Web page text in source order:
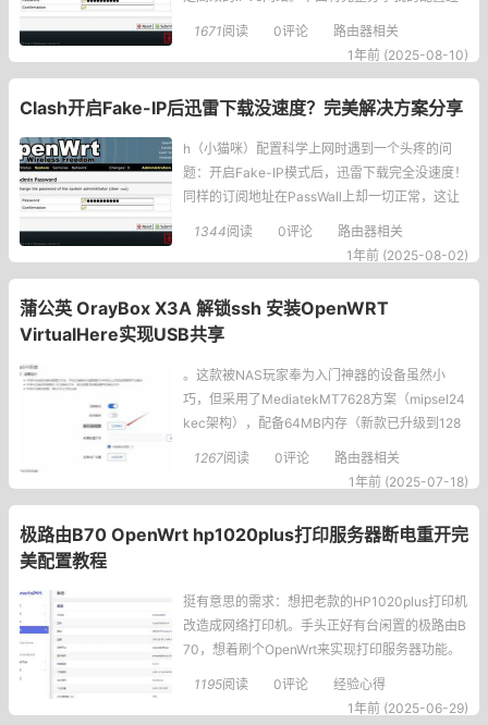
验，手把手带您开启下一代互联网协议之旅！
一、了解基本概念1.IPv6简介IPv6（InternetProt
8位，理论上可为地球每粒沙子分配IP地址
1671阅读 0评论
路由器相关
1年前 (2025-08-10)
Clash开启Fake-IP后迅雷下载没速度？完美解决方案分享
h（小猫咪）配置科学上网时遇到一个头疼的问
题：开启Fake-IP模式后，迅雷下载完全没速度！
同样的订阅地址在PassWall上却一切正常，这让
我百思不得其解。经过反复测试和查阅资料，终
于找到了关键解决方案，今天就把这个经验分享
1344阅读 0评论
路由器相关
1年前 (2025-08-02)
蒲公英 OrayBox X3A 解锁ssh 安装OpenWRT
VirtualHere实现USB共享
。这款被NAS玩家奉为入门神器的设备虽然小
巧，但采用了MediatekMT7628方案（mipsel24
kec架构），配备64MB内存（新款已升级到128
MB），运行定制版OpenWRT系统。在把玩过程
中，我发现开启SSH后能解锁更多玩法，于是整
蒲公英管理后台，进入"系统设
1267阅读 0评论
路由器相关
1年前 (2025-07-18)
极路由B70 OpenWrt hp1020plus打印服务器断电重开完
美配置教程
挺有意思的需求：想把老款的HP1020plus打印机
改造成网络打印机。手头正好有台闲置的极路由B
70，想着刷个OpenWrt来实现打印服务器功能。
经历几次编译失败后，终于做出了个稳定版本，
断电重启也能完美使用，分享下我的配置过程。
1195阅读 0评论
经验心得
1年前 (2025-06-29)